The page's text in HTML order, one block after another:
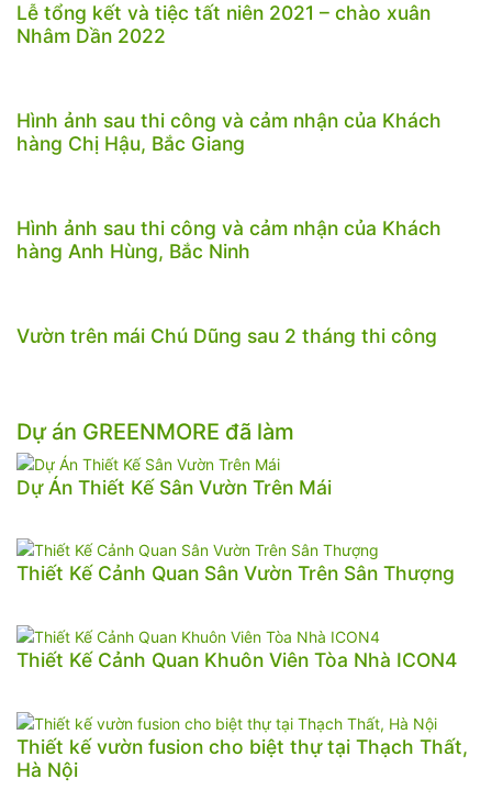
Lễ tổng kết và tiệc tất niên 2021 – chào xuân
Nhâm Dần 2022
Hình ảnh sau thi công và cảm nhận của Khách
hàng Chị Hậu, Bắc Giang
Hình ảnh sau thi công và cảm nhận của Khách
hàng Anh Hùng, Bắc Ninh
Vườn trên mái Chú Dũng sau 2 tháng thi công
Dự án GREENMORE đã làm
Dự Án Thiết Kế Sân Vườn Trên Mái
Thiết Kế Cảnh Quan Sân Vườn Trên Sân Thượng
Thiết Kế Cảnh Quan Khuôn Viên Tòa Nhà ICON4
Thiết kế vườn fusion cho biệt thự tại Thạch Thất,
Hà Nội